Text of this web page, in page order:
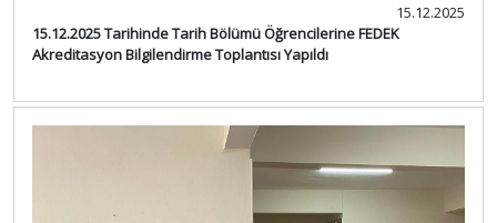
15.12.2025
15.12.2025 Tarihinde Tarih Bölümü Öğrencilerine FEDEK
Akreditasyon Bilgilendirme Toplantısı Yapıldı